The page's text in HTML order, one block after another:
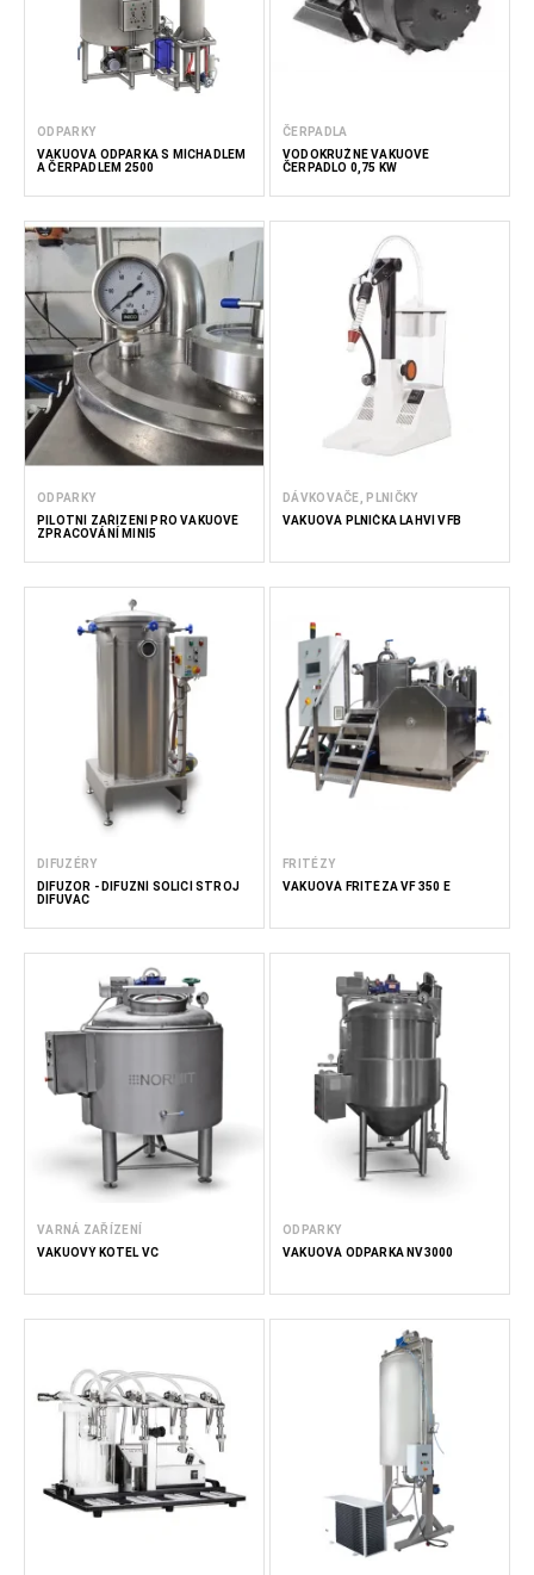
ODPARKY
VAKUOVÁ ODPARKA S MÍCHADLEM
A ČERPADLEM 2500
ČERPADLA
VODOKRUŽNÉ VAKUOVÉ
ČERPADLO 0,75 KW
ODPARKY
PILOTNÍ ZAŘÍZENÍ PRO VAKUOVÉ
ZPRACOVÁNÍ MINI5
DÁVKOVAČE, PLNIČKY
VAKUOVÁ PLNIČKA LAHVÍ VFB
DIFUZÉRY
DIFUZOR - DIFUZNÍ SOLICÍ STROJ
DIFUVAC
FRITÉZY
VAKUOVÁ FRITÉZA VF 350 E
VARNÁ ZAŘÍZENÍ
VAKUOVÝ KOTEL VC
ODPARKY
VAKUOVÁ ODPARKA NV3000